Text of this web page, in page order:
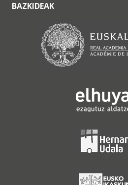
BAZKIDEAK